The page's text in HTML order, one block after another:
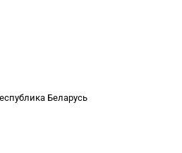
Беларусь